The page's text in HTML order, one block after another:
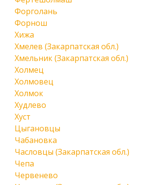
Форголань
Форнош
Хижа
Хмелев (Закарпатская обл.)
Хмельник (Закарпатская обл.)
Холмец
Холмовец
Холмок
Худлево
Хуст
Цыгановцы
Чабановка
Часловцы (Закарпатская обл.)
Чепа
Червенево